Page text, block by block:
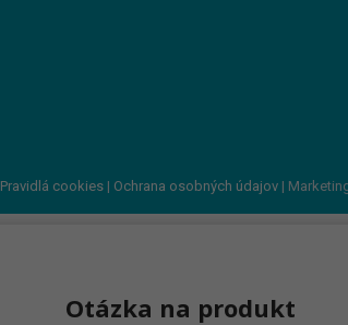
Pravidlá cookies | Ochrana osobných údajov |
Otázka na produkt